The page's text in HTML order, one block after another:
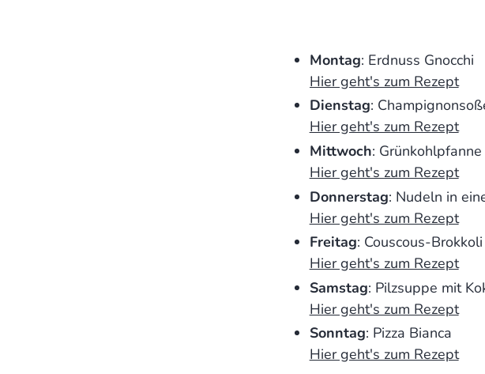
Montag: Erdnuss Gnocchi
Hier geht's zum Rezept
Dienstag:
Hier geht's zum Rezept
Mittwoch: Grünkohlpfanne
Hier geht's zum Rezept
Donnerstag: Nudeln in
Hier geht's zum Rezept
Freitag: Couscous-
Hier geht's zum Rezept
Samstag: Pilzsuppe mit
Hier geht's zum Rezept
Sonntag: Pizza Bianca
Hier geht's zum Rezept